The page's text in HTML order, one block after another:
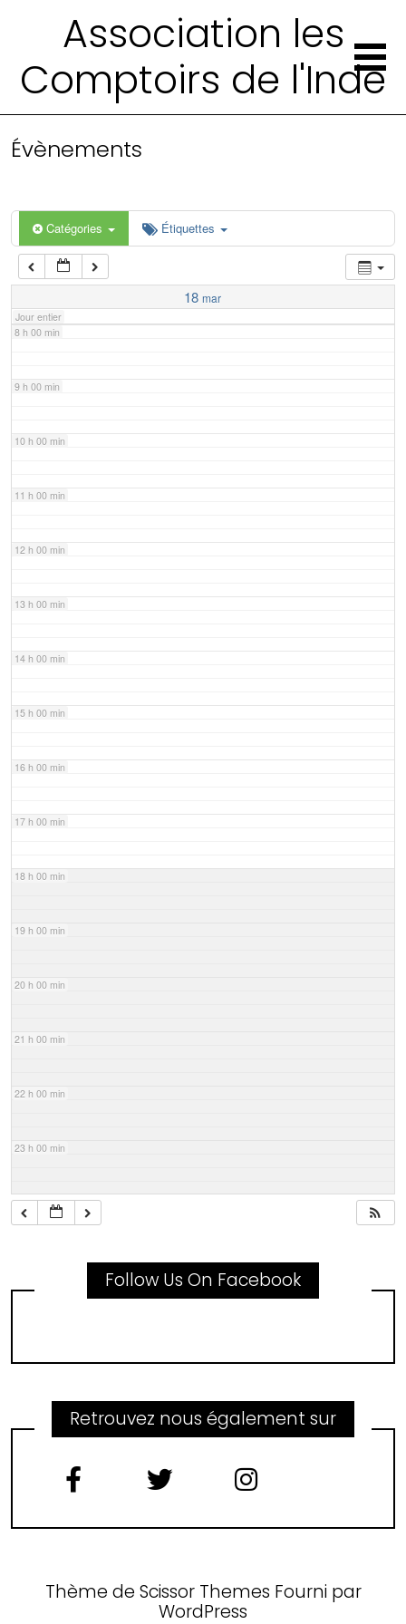
Association les
Comptoirs de l'Inde
Évènements
Catégories Étiquettes
18 mar
Jour entier
4 h 00 min
6 h 00 min
7 h 00 min
8 h 00 min
9 h 00 min
10 h 00 min
11 h 00 min
12 h 00 min
13 h 00 min
14 h 00 min
15 h 00 min
16 h 00 min
17 h 00 min
18 h 00 min
19 h 00 min
20 h 00 min
21 h 00 min
22 h 00 min
23 h 00 min
Follow Us On Facebook
Retrouvez nous également sur
Thème de Scissor Themes Fourni par
WordPress